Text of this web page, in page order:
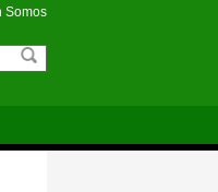
Somos